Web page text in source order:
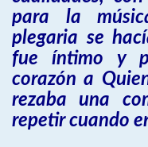
para la
plegaria se
fue íntimo y
corazón a
rezaba una
repetir cuando